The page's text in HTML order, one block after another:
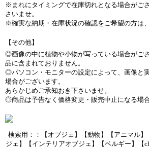
※まれにタイミングで在庫切れとなる場合がご
さいませ。
※確実な納期・在庫状況の確認をご希望の方は
【その他】
◎画像の中に植物や小物が写っている場合がご
品に含まれておりません。
◎パソコン・モニターの設定によって、画像と
場合がございます。
あらかじめご承知おき下さいませ。
◎商品は予告なく価格変更・販売中止になる場
検索用：：【オブジェ】【動物】【アニマル
ジェ】【インテリアオブジェ】【ベルギー】【